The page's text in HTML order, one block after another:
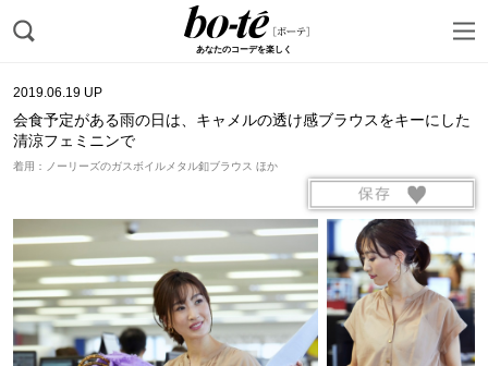
あなたのコーデを楽しく
2019.06.19 UP
会食予定がある雨の日は、キャメルの透け感ブラウスをキーにした
清涼フェミニンで
着用：ノーリーズのガスボイルメタル釦ブラウス ほか